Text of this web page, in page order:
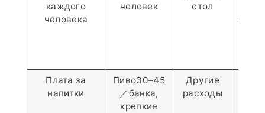
каждого
человека
человек
стол
Плата за
напитки
Пиво30–45
／банка,
крепкие
Другие
расходы